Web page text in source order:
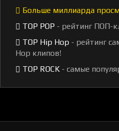
Больше миллиарда
TOP POP - рейтинг ПОП-
TOP Hip Hop - рейтинг
Hop клипов!
TOP ROCK - самые